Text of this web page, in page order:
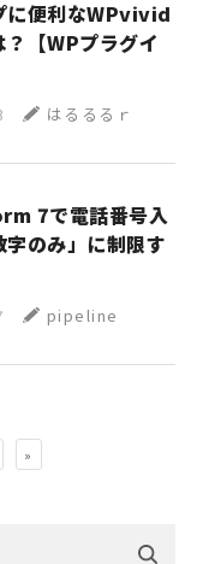
に便利なWPvivid
【WPプラグイ
はるるるｒ
7で電話番号入
のみ」に制限す
pipeline
»